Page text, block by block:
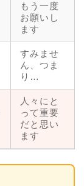
もう一度
お願いし
ます
すみませ
ん、つま
り…
人々にと
って重要
だと思い
ます